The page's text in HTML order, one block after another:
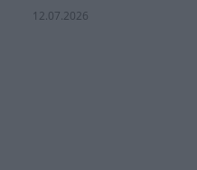
12.07.2026